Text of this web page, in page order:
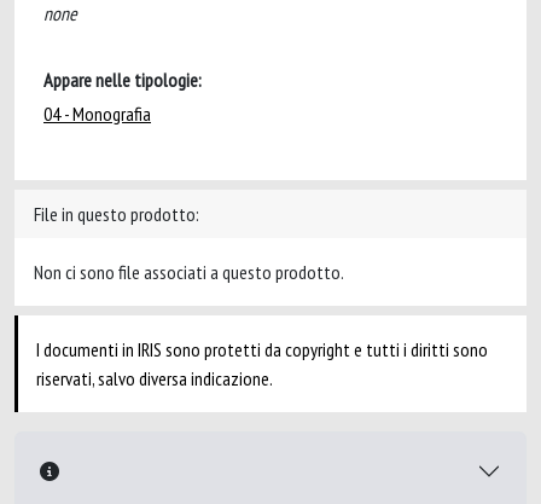
none
Appare nelle tipologie:
04 - Monografia
File in questo prodotto:
Non ci sono file associati a questo prodotto.
I documenti in IRIS sono protetti da copyright e tutti i diritti sono
riservati, salvo diversa indicazione.